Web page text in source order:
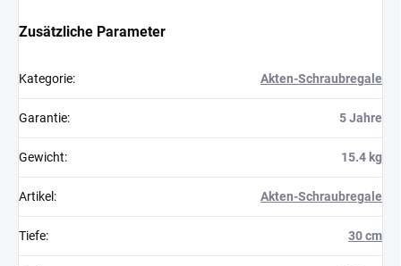
Zusätzliche Parameter
Kategorie: Akten-Schraubregale
Garantie: 5 Jahre
Gewicht: 15.4 kg
Artikel : Akten-Schraubregale
Tiefe: 30 cm